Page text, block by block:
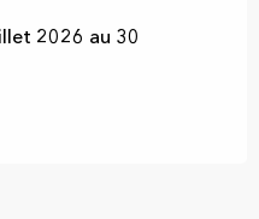
2026 au 30